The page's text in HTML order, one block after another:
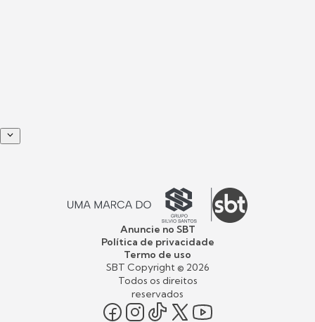
Anuncie no SBT
Política de privacidade
Termo de uso
SBT Copyright © 2026
Todos os direitos
reservados